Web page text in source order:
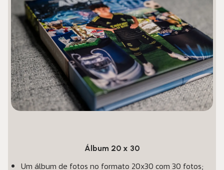
Álbum 20 x 30
Um álbum de fotos no formato 20x30 com 30 fotos;